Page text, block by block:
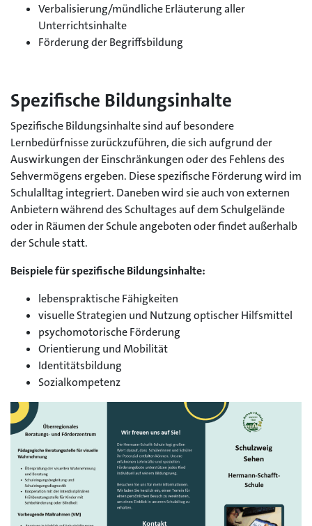
Verbalisierung/mündliche Erläuterung aller
Unterrichtsinhalte
Förderung der Begriffsbildung
Spezifische Bildungsinhalte
Spezifische Bildungsinhalte sind auf besondere
Lernbedürfnisse zurückzuführen, die sich aufgrund der
Auswirkungen der Einschränkungen oder des Fehlens des
Sehvermögens ergeben. Diese spezifische Förderung wird im
Schulalltag integriert. Daneben wird sie auch von externen
Anbietern während des Schultages auf dem Schulgelände
oder in Räumen der Schule angeboten oder findet außerhalb
der Schule statt.
Beispiele für spezifische Bildungsinhalte:
lebenspraktische Fähigkeiten
visuelle Strategien und Nutzung optischer Hilfsmittel
psychomotorische Förderung
Orientierung und Mobilität
Identitätsbildung
Sozialkompetenz